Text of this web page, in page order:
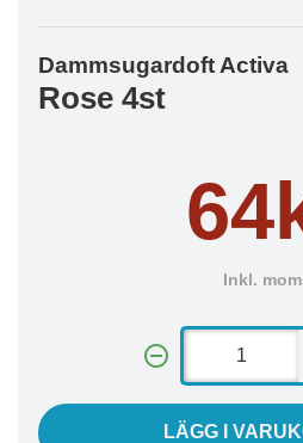
Dammsugardoft Activa
Rose 4st
Inkl.
LÄGG I